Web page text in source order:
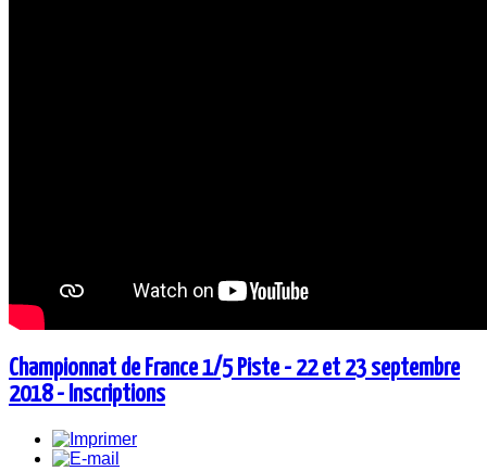
Championnat de France 1/5 Piste - 22 et 23 septembre
2018 - Inscriptions